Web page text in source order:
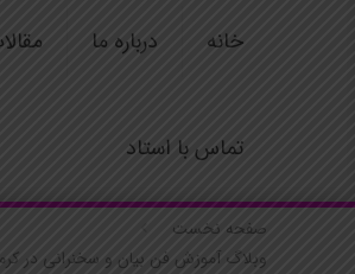
خانه درباره ما
تماس با استاد
صفحه نخست
وبلاگ آموزش فن بیان و سخنرانی در